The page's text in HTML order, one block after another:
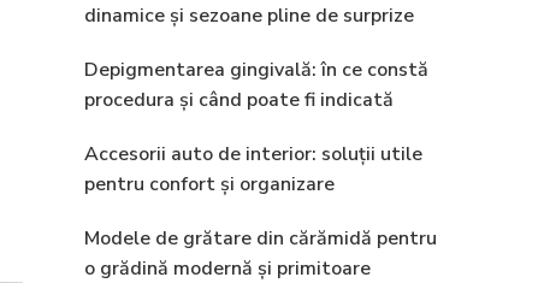
dinamice și sezoane pline de surprize
Depigmentarea gingivală: în ce constă
procedura și când poate fi indicată
Accesorii auto de interior: soluții utile
pentru confort și organizare
Modele de grătare din cărămidă pentru
o grădină modernă și primitoare